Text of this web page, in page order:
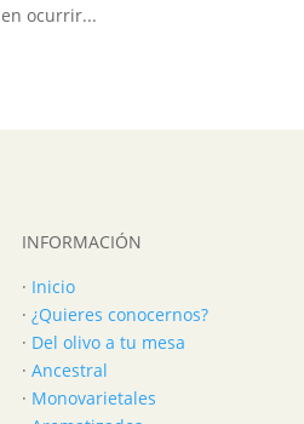
ocurrir...
INFORMACIÓN
· Inicio
· ¿Quieres conocernos?
· Del olivo a tu mesa
·Ancestral
· Monovarietales